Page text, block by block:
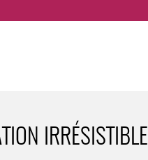
IRRÉSISTIBLE